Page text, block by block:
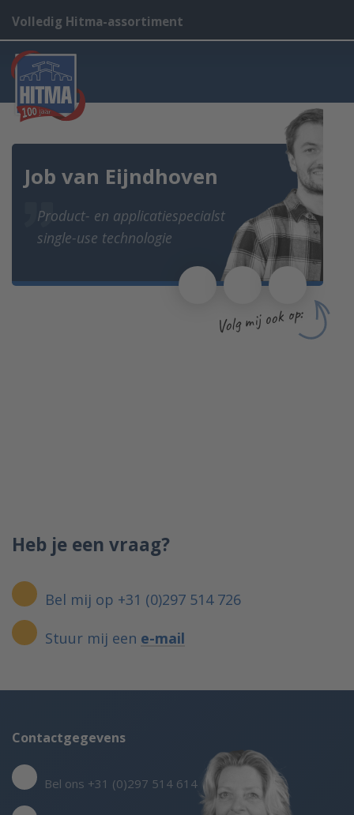
Volledig Hitma-assortiment
Job van Eijndhoven
Product- en applicatiespecialst
single-use technologie
Volg mij ook op:
Heb je een vraag?
Bel mij op +31 (0)297 514 726
Stuur mij een e-mail
Contactgegevens
Bel ons +31 (0)297 514 614